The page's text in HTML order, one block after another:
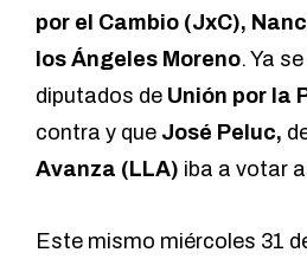
por el Cambio (JxC),
los Ángeles Moreno. Ya
diputados de Unión por la
contra y que José Peluc,
Avanza (LLA) iba a votar
Este mismo miércoles 31